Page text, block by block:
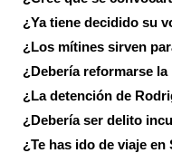
¿Ya tiene decidido su
¿Los mítines sirven
¿Debería reformarse
¿La detención de
¿Debería ser delito
¿Te has ido de viaje en